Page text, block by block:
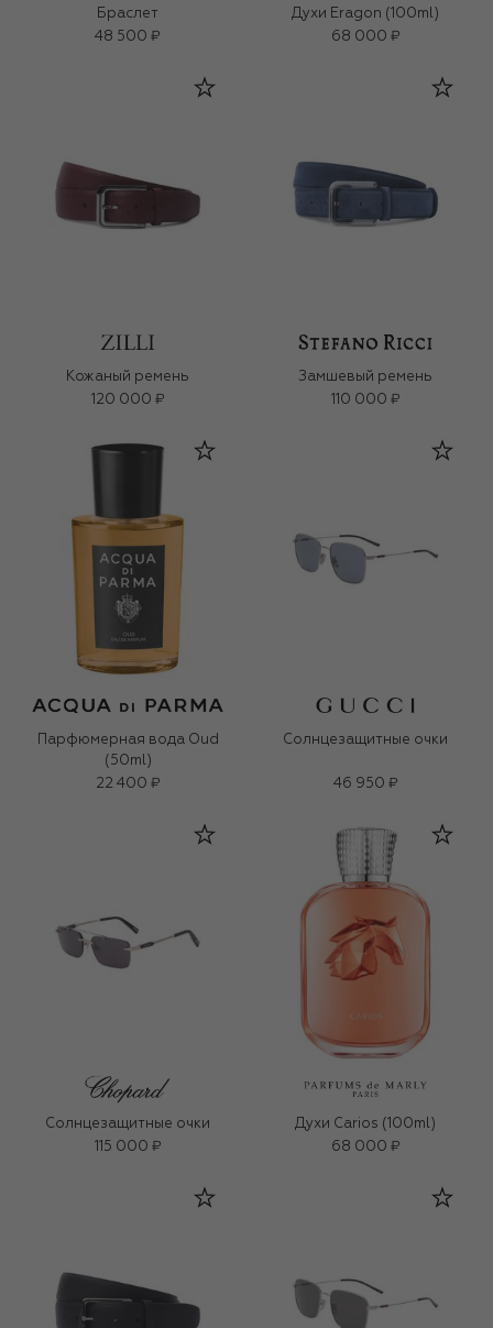
Браслет
48 500 ₽
Духи Eragon (100ml)
68 000 ₽
Кожаный ремень
120 000 ₽
Замшевый ремень
110 000 ₽
Парфюмерная вода Oud
(50ml)
22 400 ₽
Солнцезащитные очки
46 950 ₽
Солнцезащитные очки
115 000 ₽
Духи Carios (100ml)
68 000 ₽